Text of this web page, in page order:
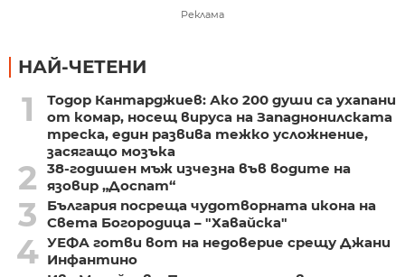
Реклама
НАЙ-ЧЕТЕНИ
1
Тодор Кантарджиев: Ако 200 души са ухапани
от комар, носещ вируса на Западнонилската
треска, един развива тежко усложнение,
засягащо мозъка
2
38-годишен мъж изчезна във водите на
язовир „Доспат“
3
България посреща чудотворната икона на
Света Богородица – "Хавайска"
4 УЕФА готви вот на недоверие срещу Джани
Инфантино